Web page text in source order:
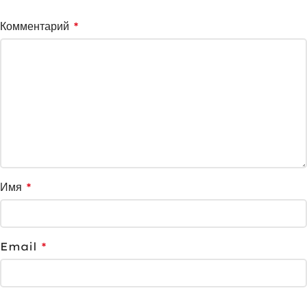
Комментарий *
Имя *
Email *